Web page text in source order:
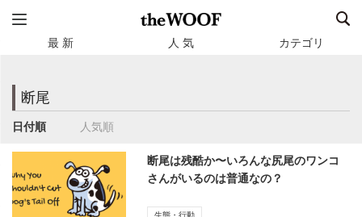
最 新 人 気 カテゴリ
断尾
日付順 人気順
断尾は残酷か〜いろんな尻尾のワンコ
さんがいるのは普通なの？
生態・行動